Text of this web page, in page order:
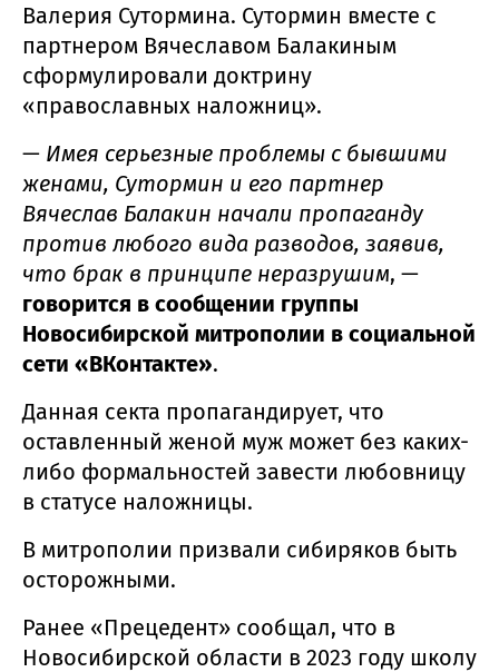
Валерия Сутормина. Сутормин вместе с
партнером Вячеславом Балакиным
сформулировали доктрину
«православных наложниц».
— Имея серьезные проблемы с бывшими
женами, Сутормин и его партнер
Вячеслав Балакин начали пропаганду
против любого вида разводов, заявив,
что брак в принципе неразрушим, —
говорится в сообщении группы
Новосибирской митрополии в социальной
сети «ВКонтакте».
Данная секта пропагандирует, что
оставленный женой муж может без каких-
либо формальностей завести любовницу
в статусе наложницы.
В митрополии призвали сибиряков быть
осторожными.
Ранее «Прецедент» сообщал, что в
Новосибирской области в 2023 году школу